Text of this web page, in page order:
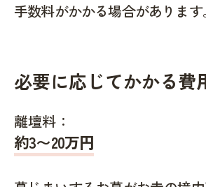
手数料がかかる場合があります
必要に応じてかかる費
離壇料：
約3〜20万円